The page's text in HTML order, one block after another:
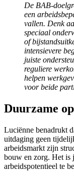
De BAB-
een
vallen. Denk
speciaal
of
intensievere
juiste
reguliere
helpen
voor beide
Duurzame
Luciënne benadrukt
uitdaging geen
arbeidsmarkt zijn
bouw en zorg. Het is
arbeidspotentieel te